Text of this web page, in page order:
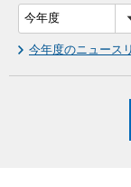
今年度のニュース